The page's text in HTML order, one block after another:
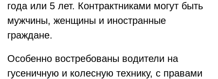
года или 5 лет. Контрактниками могут быть
мужчины, женщины и иностранные
граждане.
Особенно востребованы водители на
гусеничную и колесную технику, с правами